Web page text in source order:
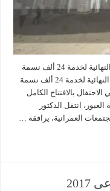
مشروع المحروسة 1و2 في مرحلة التشطيبات النهائية لخدمة 24 ألف نسمة
مشروع المحروسة 1و2 في مرحلة التشطيبات النهائية لخدمة 24 ألف نسمة
بالافتتاح الكامل
انتقل الدكتور
العمرانية، يرافقه …